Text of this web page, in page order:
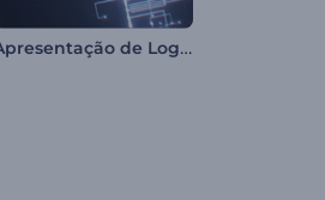
Apresentação de Logo - Circuito Digital